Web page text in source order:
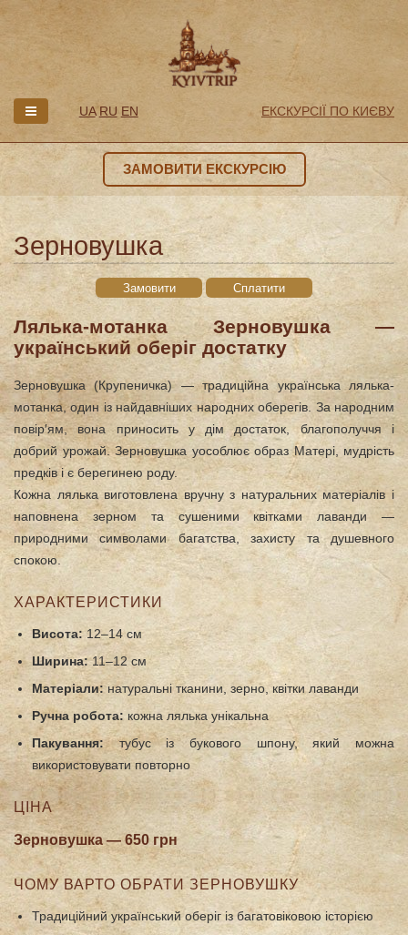
UA RU EN ЕКСКУРСІЇ ПО КИЄВУ
ЗАМОВИТИ ЕКСКУРСІЮ
Зерновушка
Замовити Сплатити
Лялька-мотанка Зерновушка —
український оберіг достатку
Зерновушка (Крупеничка) — традиційна українська лялька-
мотанка, один із найдавніших народних оберегів. За народним
повір′ям, вона приносить у дім достаток, благополуччя і
добрий урожай. Зерновушка уособлює образ Матері, мудрість
предків і є берегинею роду.
Кожна лялька виготовлена вручну з натуральних матеріалів і
наповнена зерном та сушеними квітками лаванди —
природними символами багатства, захисту та душевного
спокою.
ХАРАКТЕРИСТИКИ
Висота: 12–14 см
Ширина:11–12 см
Матеріали:натуральні тканини, зерно, квітки лаванди
Ручна робота: кожна лялька унікальна
Пакування:тубус із букового шпону, який можна
використовувати повторно
ЦІНА
Зерновушка — 650 грн
ЧОМУ ВАРТО ОБРАТИ ЗЕРНОВУШКУ
Традиційний український оберіг із багатовіковою історією